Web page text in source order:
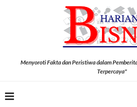
Menyoroti Fakta dan Peristiwa dalam
Terpercaya"